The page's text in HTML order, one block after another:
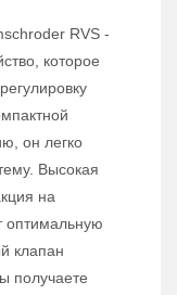
RVS -
которое
он легко
Высокая
на
оптимальную
клапан
получаете